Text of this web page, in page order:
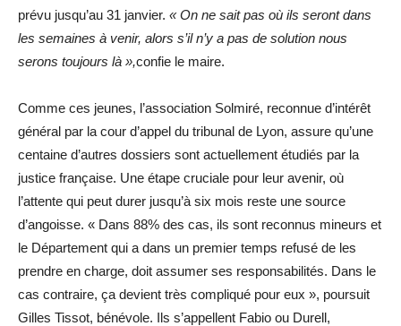
prévu jusqu’au 31 janvier. « On ne sait pas où ils seront dans
les semaines à venir, alors s’il n’y a pas de solution nous
serons toujours là »,confie le maire.
Comme ces jeunes, l’association Solmiré, reconnue d’intérêt
général par la cour d’appel du tribunal de Lyon, assure qu’une
centaine d’autres dossiers sont actuellement étudiés par la
justice française. Une étape cruciale pour leur avenir, où
l’attente qui peut durer jusqu’à six mois reste une source
d’angoisse. « Dans 88% des cas, ils sont reconnus mineurs et
le Département qui a dans un premier temps refusé de les
prendre en charge, doit assumer ses responsabilités. Dans le
cas contraire, ça devient très compliqué pour eux », poursuit
Gilles Tissot, bénévole. Ils s’appellent Fabio ou Durell,